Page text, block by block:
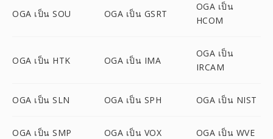
OGA เป็น SOU OGA เป็น GSRT
OGA เป็น
HCOM
OGA เป็น HTK OGA เป็น IMA
OGA เป็น
IRCAM
OGA เป็น SLN OGA เป็น SPH OGA เป็น NIST
OGA เป็น SMP OGA เป็น VOX OGA เป็น WVE